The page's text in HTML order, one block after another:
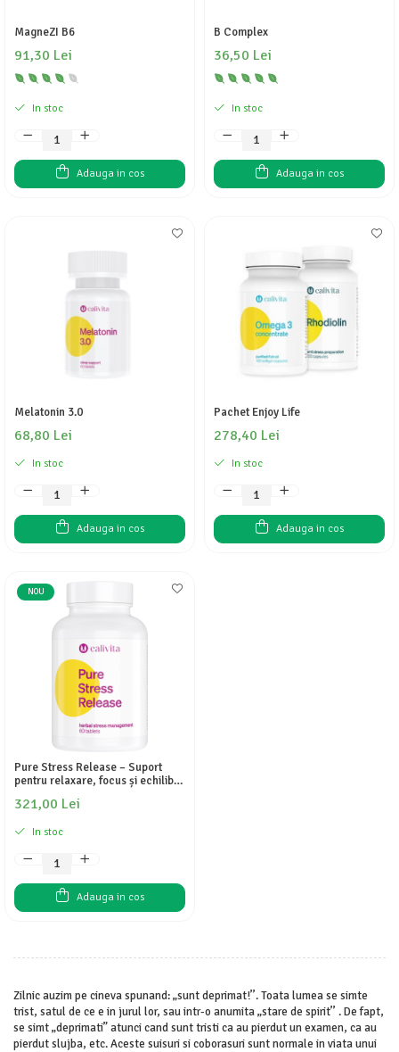
MagneZI B6
91,30 Lei
In stoc
Adauga in cos
B Complex
36,50 Lei
In stoc
Adauga in cos
Melatonin 3.0
68,80 Lei
In stoc
Adauga in cos
Pachet Enjoy Life
278,40 Lei
In stoc
Adauga in cos
NOU
Pure Stress Release – Suport
pentru relaxare, focus și echilibru
321,00 Lei
In stoc
Adauga in cos
Zilnic auzim pe cineva spunand: „sunt deprimat!’’. Toata lumea se simte
trist, satul de ce e in jurul lor, sau intr-o anumita „stare de spirit’’ . De fapt,
se simt „deprimati” atunci cand sunt tristi ca au pierdut un examen, ca au
pierdut slujba, etc. Aceste suisuri si coborasuri sunt normale in viata unui